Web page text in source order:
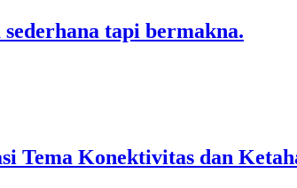
tapi bermakna.
Konektivitas dan